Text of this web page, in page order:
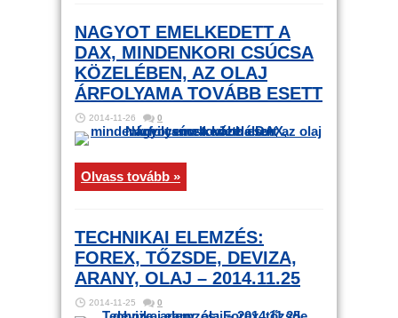
NAGYOT EMELKEDETT A
DAX, MINDENKORI CSÚCSA
KÖZELÉBEN, AZ OLAJ
ÁRFOLYAMA TOVÁBB ESETT
2014-11-26 0
Olvass tovább »
TECHNIKAI ELEMZÉS:
FOREX, TŐZSDE, DEVIZA,
ARANY, OLAJ – 2014.11.25
2014-11-25 0